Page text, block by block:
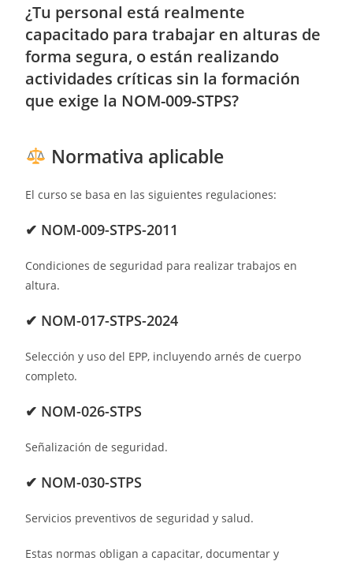
¿Tu personal está realmente
capacitado para trabajar en alturas de
forma segura, o están realizando
actividades críticas sin la formación
que exige la NOM-009-STPS?
Normativa aplicable
El curso se basa en las siguientes regulaciones:
✔ NOM-009-STPS-2011
Condiciones de seguridad para realizar trabajos en
altura.
✔ NOM-017-STPS-2024
Selección y uso del EPP, incluyendo arnés de cuerpo
completo.
✔ NOM-026-STPS
Señalización de seguridad.
✔ NOM-030-STPS
Servicios preventivos de seguridad y salud.
Estas normas obligan a capacitar, documentar y